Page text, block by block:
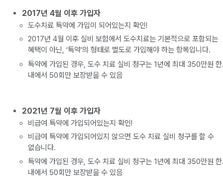
2017년 4월 이후 가입자
도수치료 특약에 가입이 되어있는지 확인!
2017년 4월 이후 실비 보험에서 도수치료는 기본적으로 포함되는
혜택이 아닌, ‘특약’의 형태로 별도로 가입해야 하는 항목입니다.
특약에 가입된 경우, 도수 치료 실비 청구는 1년에 최대 350만원
내에서 50회만 보장받을 수 있음
2021년 7월 이후 가입자
비급여 특약에 가입되어있는지 확인!
비급여 특약에 가입되어있지 않으면 도수 치료 실비 청구를 할 수
없습니다.
특약에 가입된 경우, 도수 치료 실비 청구는 1년에 최대 350만원
내에서 50회만 보장받을 수 있음